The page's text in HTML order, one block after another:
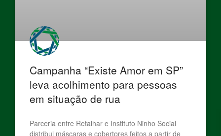
Campanha “Existe Amor em SP”
leva acolhimento para pessoas
em situação de rua
Parceria entre Retalhar e Instituto Ninho Social
distribui máscaras e cobertores feitos a partir de